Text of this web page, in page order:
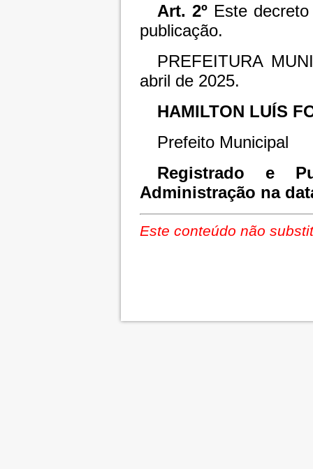
Art. 2ºEste decreto
publicação.
PREFEITURA
abril de 2025.
HAMILTON LUÍS
Prefeito Municipal
Registrado e
Administração na
Este conteúdo não